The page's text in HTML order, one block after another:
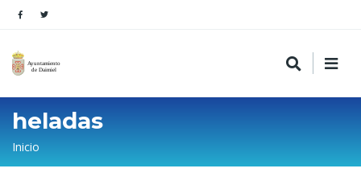
heladas
Sobrescribir
enlaces
Inicio